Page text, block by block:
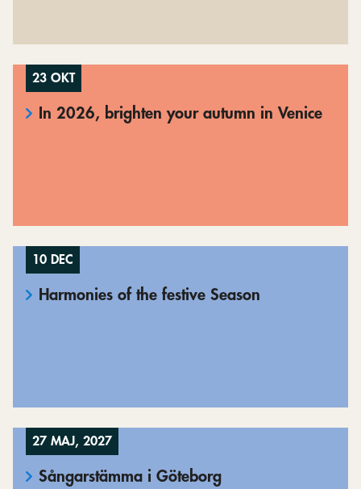
23 OKT
In 2026, brighten your autumn in Venice
10 DEC
Harmonies of the festive Season
27 MAJ, 2027
Sångarstämma i Göteborg